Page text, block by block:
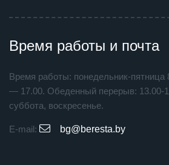
Время работы и почта
Время работы: понедельник-
— 17.00. Обеденный перерыв: 13.00-
суббота, воскресенье.
E-mail: bg@beresta.by